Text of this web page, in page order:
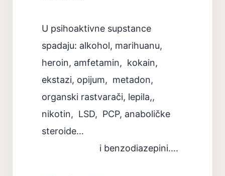
U psihoaktivne supstance
spadaju: alkohol, marihuanu,
heroin, amfetamin, kokain,
ekstazi, opijum, metadon,
organski rastvarači, lepila,,
nikotin, LSD, PCP, anaboličke
steroide…
i benzodiazepini….